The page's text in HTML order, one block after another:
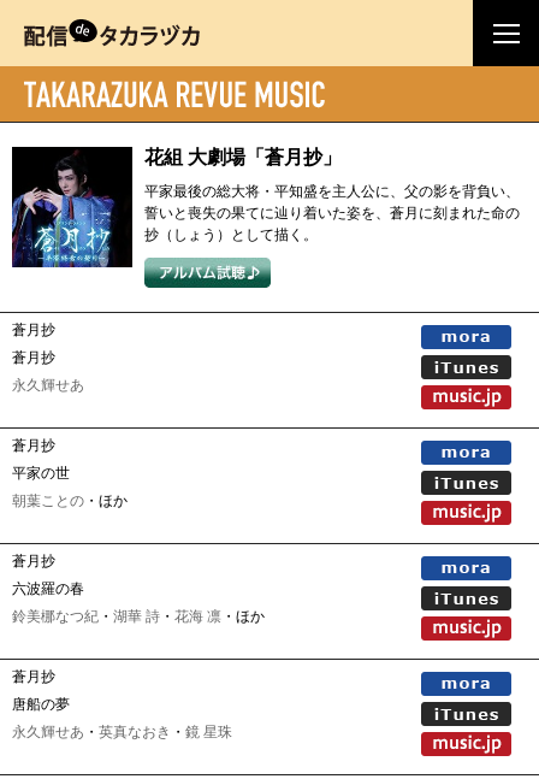
花組 大劇場「蒼月抄」
平家最後の総大将・平知盛を主人公に、父の影を背負い、
誓いと喪失の果てに辿り着いた姿を、蒼月に刻まれた命の
抄（しょう）として描く。
蒼月抄
蒼月抄
永久輝せあ
蒼月抄
平家の世
朝葉ことの ・ほか
蒼月抄
六波羅の春
鈴美梛なつ紀 ・ 湖華 詩 ・ 花海 凛 ・ほか
蒼月抄
唐船の夢
永久輝せあ ・ 英真なおき ・ 鏡 星珠